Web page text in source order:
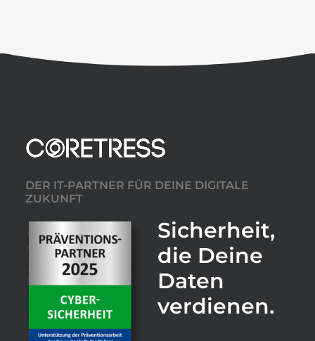
DER IT-PARTNER FÜR DEINE DIGITALE
ZUKUNFT
Sicherheit,
die Deine
Daten
verdienen.